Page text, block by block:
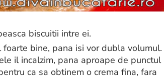
biscuitii intre ei.
bine, pana isi vor dubla volumul.
il incalzim, pana aproape de punctul
ca sa obtinem o crema fina, fara